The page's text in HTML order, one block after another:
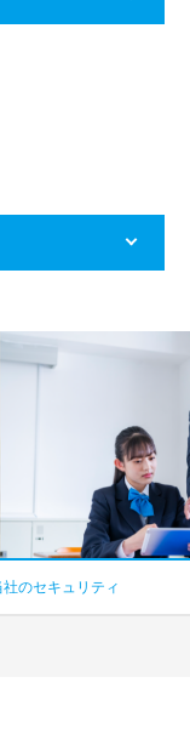
社のセキュリティ